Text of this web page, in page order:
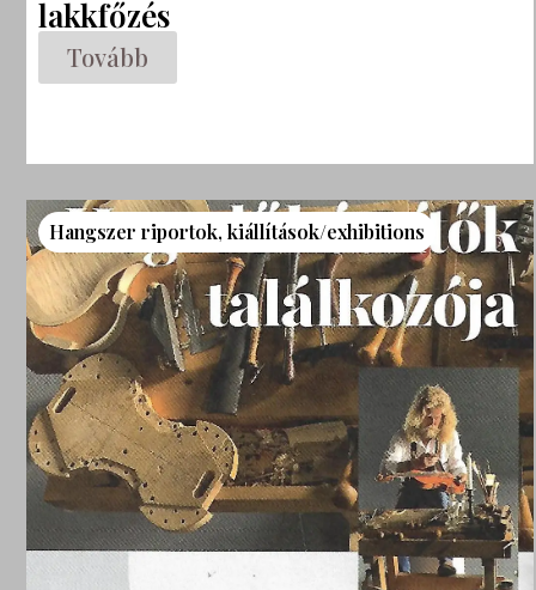
lakkfőzés
Tovább
Hangszer riportok,kiállítások/exhibitions